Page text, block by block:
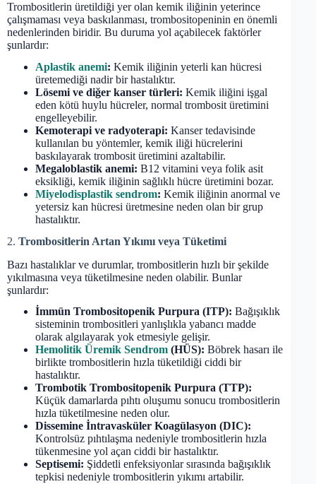
Trombositlerin üretildiği yer olan kemik iliğinin yeterince
çalışmaması veya baskılanması, trombositopeninin en önemli
nedenlerinden biridir. Bu duruma yol açabilecek faktörler
şunlardır:
Aplastik anemi: Kemik iliğinin yeterli kan hücresi
üretemediği nadir bir hastalıktır.
Lösemi ve diğer kanser türleri: Kemik iliğini işgal
eden kötü huylu hücreler, normal trombosit üretimini
engelleyebilir.
Kemoterapi ve radyoterapi: Kanser tedavisinde
kullanılan bu yöntemler, kemik iliği hücrelerini
baskılayarak trombosit üretimini azaltabilir.
Megaloblastik anemi: B12 vitamini veya folik asit
eksikliği, kemik iliğinin sağlıklı hücre üretimini bozar.
Miyelodisplastik sendrom: Kemik iliğinin anormal ve
yetersiz kan hücresi üretmesine neden olan bir grup
hastalıktır.
2. Trombositlerin Artan Yıkımı veya Tüketimi
Bazı hastalıklar ve durumlar, trombositlerin hızlı bir şekilde
yıkılmasına veya tüketilmesine neden olabilir. Bunlar
şunlardır:
İmmün Trombositopenik Purpura (ITP): Bağışıklık
sisteminin trombositleri yanlışlıkla yabancı madde
olarak algılayarak yok etmesiyle gelişir.
Hemolitik Üremik Sendrom (HÜS): Böbrek hasarı ile
birlikte trombositlerin hızla tüketildiği ciddi bir
hastalıktır.
Trombotik Trombositopenik Purpura (TTP):
Küçük damarlarda pıhtı oluşumu sonucu trombositlerin
hızla tüketilmesine neden olur.
Dissemine İntravasküler Koagülasyon (DIC):
Kontrolsüz pıhtılaşma nedeniyle trombositlerin hızla
tükenmesine yol açan ciddi bir hastalıktır.
Septisemi: Şiddetli enfeksiyonlar sırasında bağışıklık
tepkisi nedeniyle trombositlerin yıkımı artabilir.